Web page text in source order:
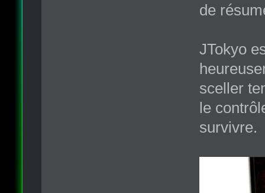
de
JTokyo
sceller
le
survivre.